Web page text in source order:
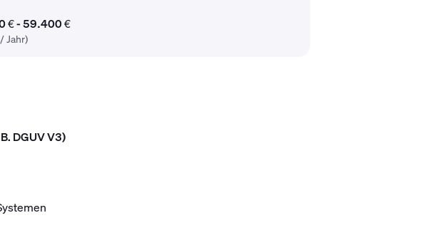
€ - 59.400 €
Jahr)
DGUV V3)